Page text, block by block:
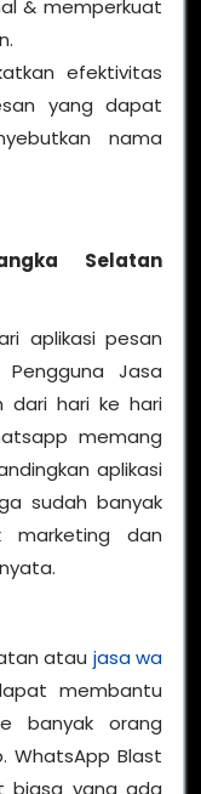
& memperkuat
efektivitas
yang dapat
nama
Selatan
aplikasi pesan
Jasa
dari hari ke hari
memang
aplikasi
sudah banyak
marketing dan
atau jasa wa
membantu
banyak orang
WhatsApp Blast
biasa yang ada